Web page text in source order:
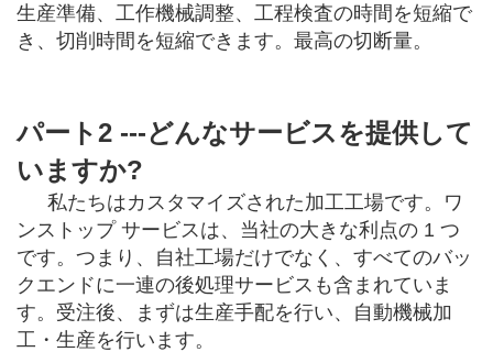
生産準備、工作機械調整、工程検査の時間を短縮で
き、切削時間を短縮できます。最高の切断量。
パート2 ---どんなサービスを提供して
いますか?
私たちはカスタマイズされた加工工場です。ワ
ンストップ サービスは、当社の大きな利点の 1 つ
です。つまり、自社工場だけでなく、すべてのバッ
クエンドに一連の後処理サービスも含まれていま
す。受注後、まずは生産手配を行い、自動機械加
工・生産を行います。